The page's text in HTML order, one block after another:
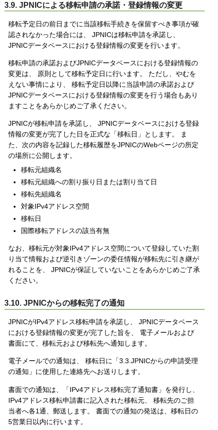
3.9. JPNICによる移転申請の承諾・登録情報の変更
移転予定日の前日までに当該移転手続きを保留すべき事項が確
認されなかった場合には、 JPNICは移転申請を承諾し、
JPNICデータベースにおける登録情報の変更を行います。
移転申請の承諾およびJPNICデータベースにおける登録情報の
変更は、 原則として移転予定日に行います。 ただし、やむを
えない事情により、 移転予定日以降に当該申請の承諾および
JPNICデータベースにおける登録情報の変更を行う場合もあり
ますことをあらかじめご了承ください。
JPNICが移転申請を承諾し、 JPNICデータベースにおける登録
情報の変更が完了した日を正式な「移転日」とします。 ま
た、次の内容を記録した移転履歴をJPNICのWebページの所定
の場所に公開します。
移転元組織名
移転元組織への割り振り日または割り当て日
移転先組織名
対象IPv4アドレス空間
移転日
国際移転アドレスの該当有無
なお、移転元が対象IPv4アドレス空間について登録していた割
り当て情報および逆引きゾーンの委任情報が移転先に引き継が
れることを、 JPNICが保証していないことをあらかじめご了承
ください。
3.10. JPNICからの移転完了の通知
JPNICがIPv4アドレス移転申請を承諾し、 JPNICデータベース
における登録情報の変更が完了した旨を、 電子メールおよび
書面にて、移転元および移転先へ通知します。
電子メールでの通知は、 移転日に「3.3.JPNICからの申請受理
の通知」に使用した連絡先へお送りします。
書面での通知は、「IPv4アドレス移転完了通知書」を発行し、
IPv4アドレス移転申請書に記入された移転元、 移転先のご担
当者へ各1通、郵送します。 書面での通知の発送は、移転日の
5営業日以内に行います。